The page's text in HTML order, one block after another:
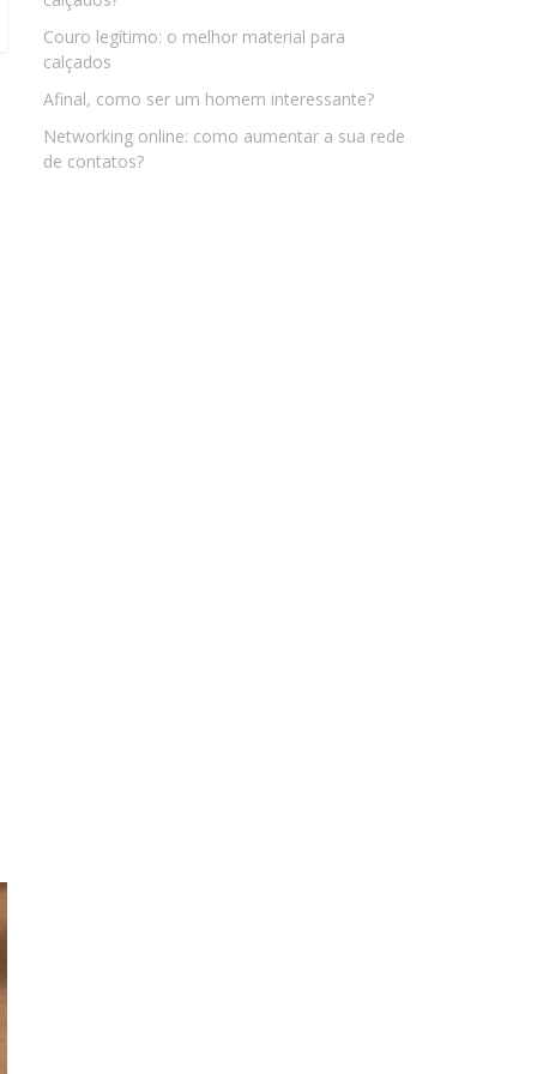
Couro legítimo: o melhor material para
calçados
Afinal, como ser um homem interessante?
Networking online: como aumentar a sua rede
de contatos?